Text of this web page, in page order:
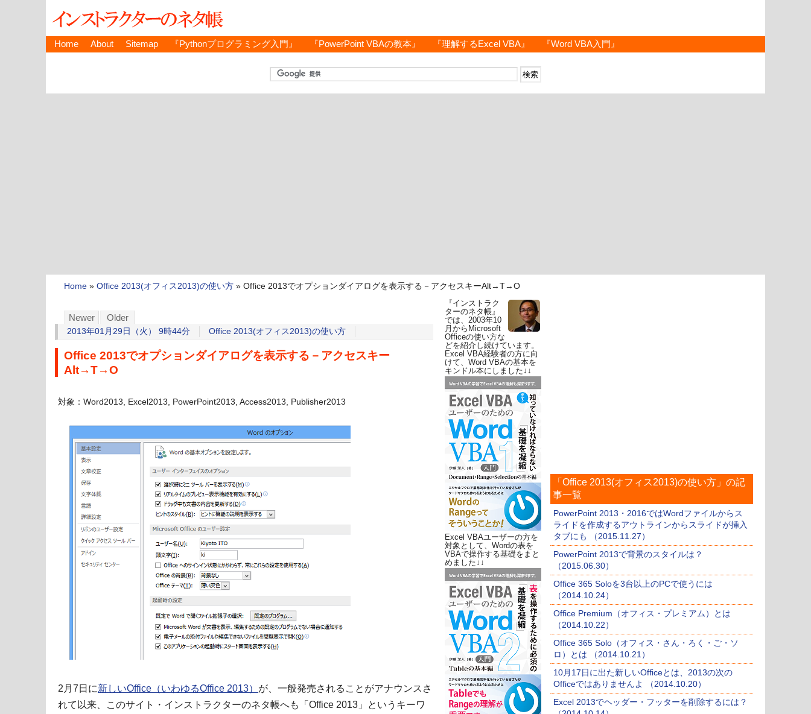
Home About Sitemap 『Pythonプログラミング入門』 『PowerPoint VBAの教本』 『理解するExcel VBA』 『Word VBA入門』
Home » Office 2013(オフィス2013)の使い方 » Office 2013でオプションダイアログを表示する－アクセスキーAlt→T→O
Newer Older
2013年01月29日（火） 9時44分 Office 2013(オフィス2013)の使い方
Office 2013でオプションダイアログを表示する－アクセスキー
Alt→T→O
対象：Word2013, Excel2013, PowerPoint2013, Access2013, Publisher2013
2月7日に新しいOffice（いわゆるOffice 2013） が、一般発売されることがアナウンスさ
れて以来、このサイト・インストラクターのネタ帳へも「Office 2013」というキーワ
『インストラク
ターのネタ帳』
では、2003年10
月からMicrosoft
Officeの使い方な
どを紹介し続けています。
Excel VBA経験者の方に向
けて、Word VBAの基本を
キンドル本にしました↓↓
Excel VBAユーザーの方を
対象として、Wordの表を
VBAで操作する基礎をまと
めました↓↓
「Office 2013(オフィス2013)の使い方」の記
事一覧
PowerPoint 2013・2016ではWordファイルからス
ライドを作成するアウトラインからスライドが挿入
タブにも （2015.11.27）
PowerPoint 2013で背景のスタイルは？
（2015.06.30）
Office 365 Soloを3台以上のPCで使うには
（2014.10.24）
Office Premium（オフィス・プレミアム）とは
（2014.10.22）
Office 365 Solo（オフィス・さん・ろく・ご・ソ
ロ）とは （2014.10.21）
10月17日に出た新しいOfficeとは、2013の次の
Officeではありませんよ （2014.10.20）
Excel 2013でヘッダー・フッターを削除するには？